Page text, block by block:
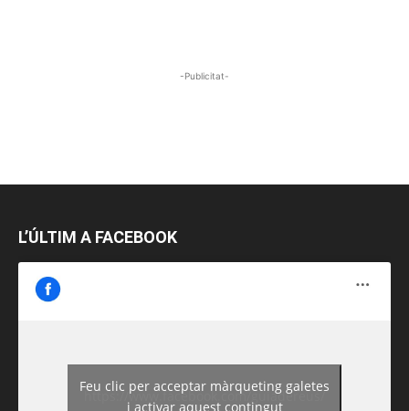
-Publicitat-
L’ÚLTIM A FACEBOOK
https://www.facebook.com/guiadereus/
Feu clic per acceptar màrqueting galetes
i activar aquest contingut